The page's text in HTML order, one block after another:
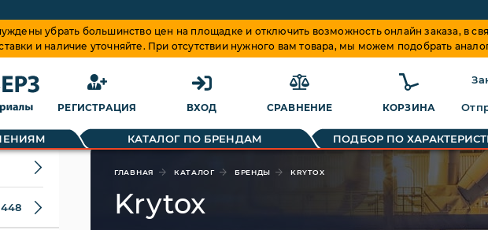
убрать большинство цен на площадке и отключить возможность онлайн заказа, в
и наличие уточняйте. При отсутствии нужного вам товара, мы можем подобрать
РЕГИСТРАЦИЯ ВХОД СРАВНЕНИЕ КОРЗИНА
ПОДБОР ПО
КАТАЛОГ ПО БРЕНДАМ
ГЛАВНАЯ КАТАЛОГ БРЕНДЫ KRYTOX
Krytox